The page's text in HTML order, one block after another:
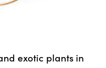
exotic plants in